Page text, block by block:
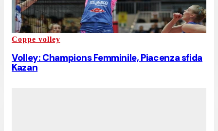
Coppe volley
Volley: Champions Femminile, Piacenza sfida
Kazan